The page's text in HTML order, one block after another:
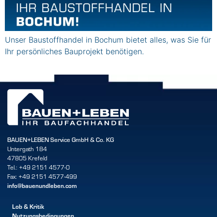
Unser Baustoffhandel in Bochum bietet alles, was Sie für
Ihr persönliches Bauprojekt benötigen.
BAUEN+LEBEN Service GmbH & Co. KG
Untergath 184
47805 Krefeld
Tel.: +49 2151 4577-0
Fax: +49 2151 4577-499
info@bauenundleben.com
Lob & Kritik